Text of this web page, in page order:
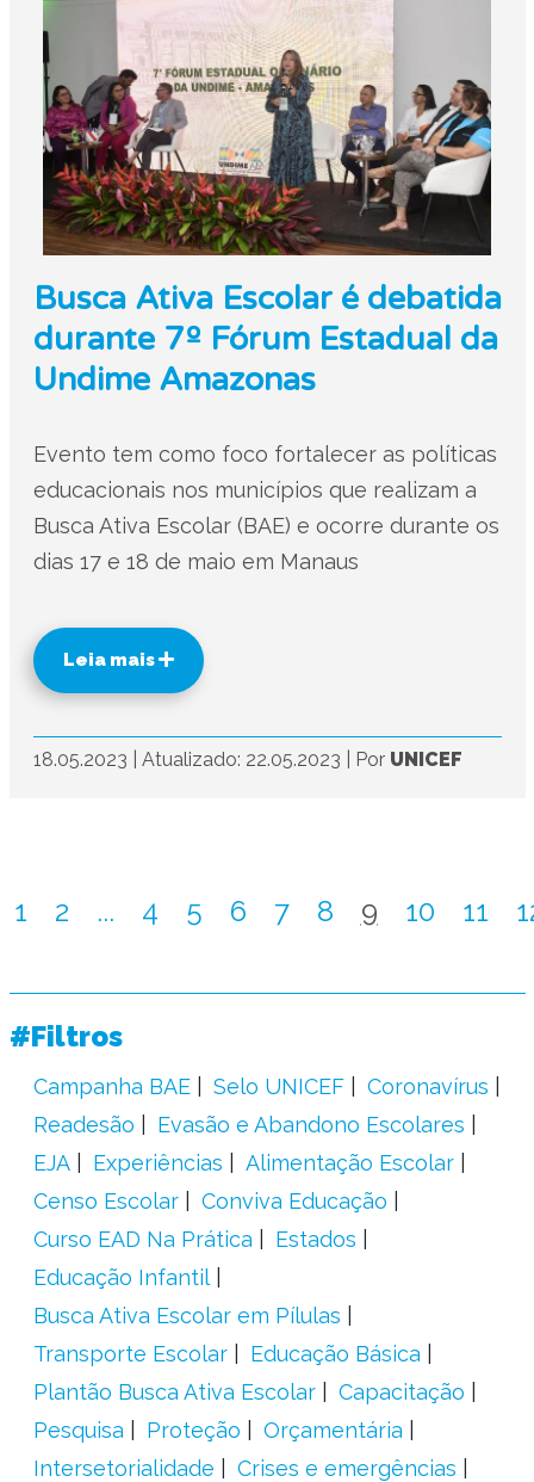
Busca Ativa Escolar é debatida
durante 7º Fórum Estadual da
Undime Amazonas
Evento tem como foco fortalecer as políticas
educacionais nos municípios que realizam a
Busca Ativa Escolar (BAE) e ocorre durante os
dias 17 e 18 de maio em Manaus
Leia mais
18.05.2023 Atualizado: 22.05.2023 Por UNICEF
1 2 ... 4 5 6 7 8 9 10 11
#Filtros
Campanha BAE Selo UNICEF
Coronavírus
Readesão
Evasão e Abandono Escolares
EJA
Experiências
Alimentação Escolar
Censo Escolar
Conviva Educação
Curso EAD Na Prática
Estados
Educação Infantil
Busca Ativa Escolar em Pílulas
Transporte Escolar
Educação Básica
Plantão Busca Ativa Escolar
Capacitação
Pesquisa
Proteção
Orçamentária
Intersetorialidade
Crises e emergências